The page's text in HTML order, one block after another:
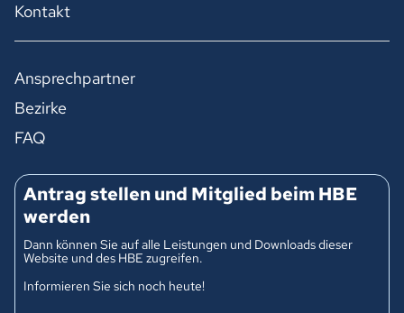
Kontakt
Ansprechpartner
Bezirke
FAQ
Antrag stellen und Mitglied beim HBE
werden
Dann können Sie auf alle Leistungen und Downloads dieser
Website und des HBE zugreifen.
Informieren Sie sich noch heute!